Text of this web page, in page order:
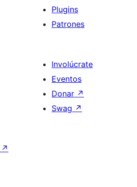
Plugins
Patrones
Involúcrate
Eventos
Donar ↗
Swag ↗
↗